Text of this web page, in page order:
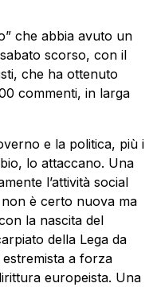
che abbia avuto un
scorso, con il
che ha ottenuto
commenti, in larga
e la politica, più i
lo attaccano. Una
l’attività social
è certo nuova ma
la nascita del
della Lega da
a forza
europeista. Una